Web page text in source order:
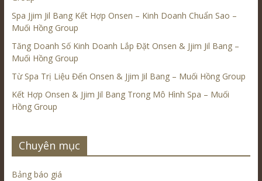
Spa Jjim Jil Bang Kết Hợp Onsen – Kinh Doanh Chuẩn Sao –
Muối Hồng Group
Tăng Doanh Số Kinh Doanh Lắp Đặt Onsen & Jjim Jil Bang –
Muối Hồng Group
Từ Spa Trị Liệu Đến Onsen & Jjim Jil Bang – Muối Hồng Group
Kết Hợp Onsen & Jjim Jil Bang Trong Mô Hình Spa – Muối
Hồng Group
Chuyên mục
Bảng báo giá